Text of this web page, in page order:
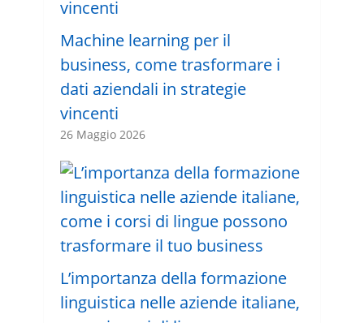
Machine learning per il
business, come trasformare i
dati aziendali in strategie
vincenti
26 Maggio 2026
L’importanza della formazione
linguistica nelle aziende italiane,